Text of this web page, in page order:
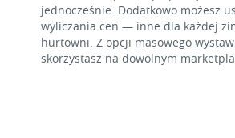
jednocześnie. Dodatkowo możesz
wyliczania cen — inne dla każdej
hurtowni. Z opcji masowego
skorzystasz na dowolnym